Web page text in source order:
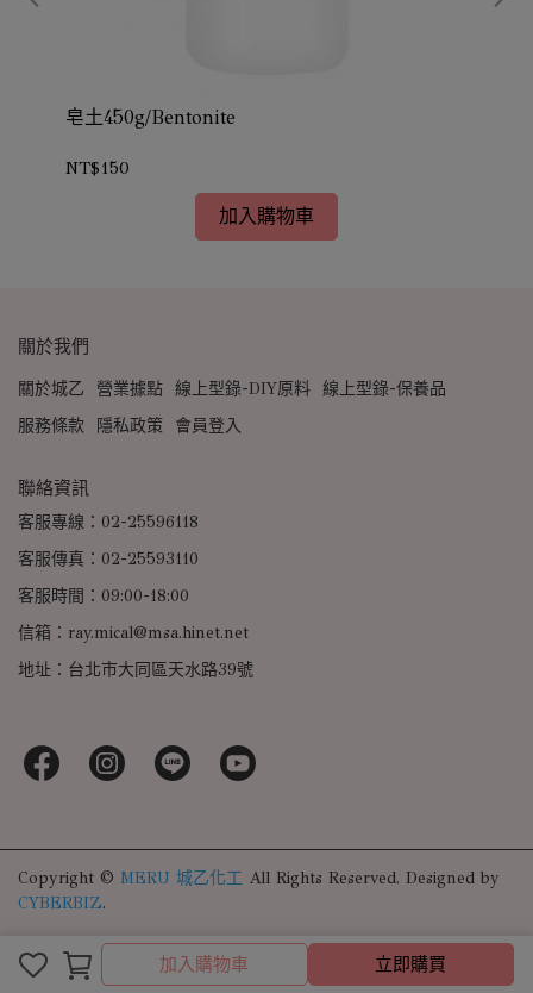
加入購物車 立即購買
皂土450g/Bentonite
NT$150
加入購物車
關於我們
關於城乙 營業據點 線上型錄-DIY原料 線上型錄-保養品
服務條款
隱私政策 會員登入
聯絡資訊
客服專線：02-25596118
客服傳真：02-25593110
客服時間：09:00-18:00
信箱：ray.mical@msa.hinet.net
地址：台北市大同區天水路39號
Copyright © MERU 城乙化工 All Rights Reserved. Designed by
CYBERBIZ.